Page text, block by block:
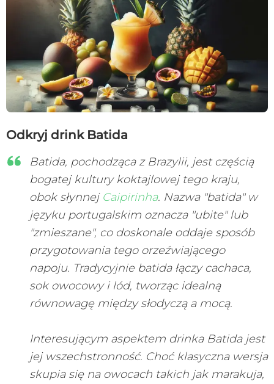
Odkryj drink Batida
Batida, pochodząca z Brazylii, jest częścią
bogatej kultury koktajlowej tego kraju,
obok słynnej Caipirinha. Nazwa "batida" w
języku portugalskim oznacza "ubite" lub
"zmieszane", co doskonale oddaje sposób
przygotowania tego orzeźwiającego
napoju. Tradycyjnie batida łączy cachaca,
sok owocowy i lód, tworząc idealną
równowagę między słodyczą a mocą.
Interesującym aspektem drinka Batida jest
jej wszechstronność. Choć klasyczna wersja
skupia się na owocach takich jak marakuja,